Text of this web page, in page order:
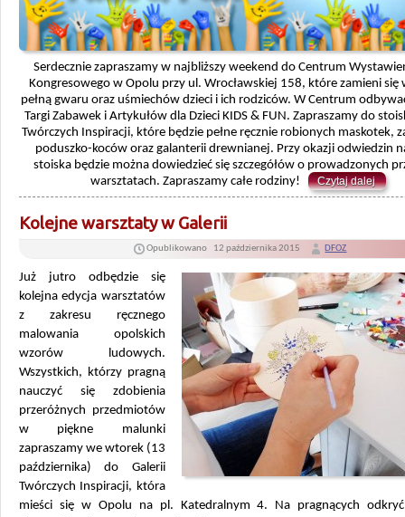
Serdecznie zapraszamy w najbliższy weekend do Centrum
Kongresowego w Opolu przy ul. Wrocławskiej 158, które zamieni się
pełną gwaru oraz uśmiechów dzieci i ich rodziców. W Centrum
Targi Zabawek i Artykułów dla Dzieci KIDS & FUN. Zapraszamy do
Twórczych Inspiracji, które będzie pełne ręcznie robionych maskotek,
poduszko-koców oraz galanterii drewnianej. Przy okazji odwiedzin
stoiska będzie można dowiedzieć się szczegółów o prowadzonych
warsztatach. Zapraszamy całe rodziny!
Czytaj dalej
Kolejne warsztaty w Galerii
Opublikowano 12 października 2015 DFOZ
Już jutro odbędzie się
kolejna edycja warsztatów
z zakresu ręcznego
malowania opolskich
wzorów ludowych.
Wszystkich, którzy pragną
nauczyć się zdobienia
przeróżnych przedmiotów
w piękne malunki
zapraszamy we wtorek (13
października) do Galerii
Twórczych Inspiracji, która
mieści się w Opolu na pl. Katedralnym 4. Na pragnących